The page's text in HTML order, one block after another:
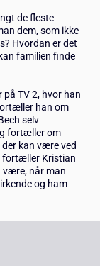
de fleste
dem, som ikke
Hvordan er det
familien finde
TV 2, hvor han
han om
selv
fortæller om
kan være ved
fortæller Kristian
være, når man
og ham